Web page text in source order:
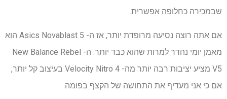
שבמכירה כחלופה אפשרית.
אם אתה רוצה נסיעה מרופדת יותר, אז ה- Asics Novablast 5 הוא
מאמן יומי נהדר למרות שהוא כבד יותר. ה- New Balance Rebel
V5 מציע יציבות רבה יותר מה- Velocity Nitro 4 בעיצוב קל יותר,
אם כי אני מעדיף את התחושה של הקצף בפומה.